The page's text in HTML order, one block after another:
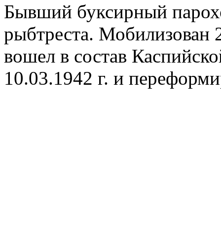
Бывший буксирный
рыбтреста. Мобилизован
вошел в состав
10.03.1942 г. и